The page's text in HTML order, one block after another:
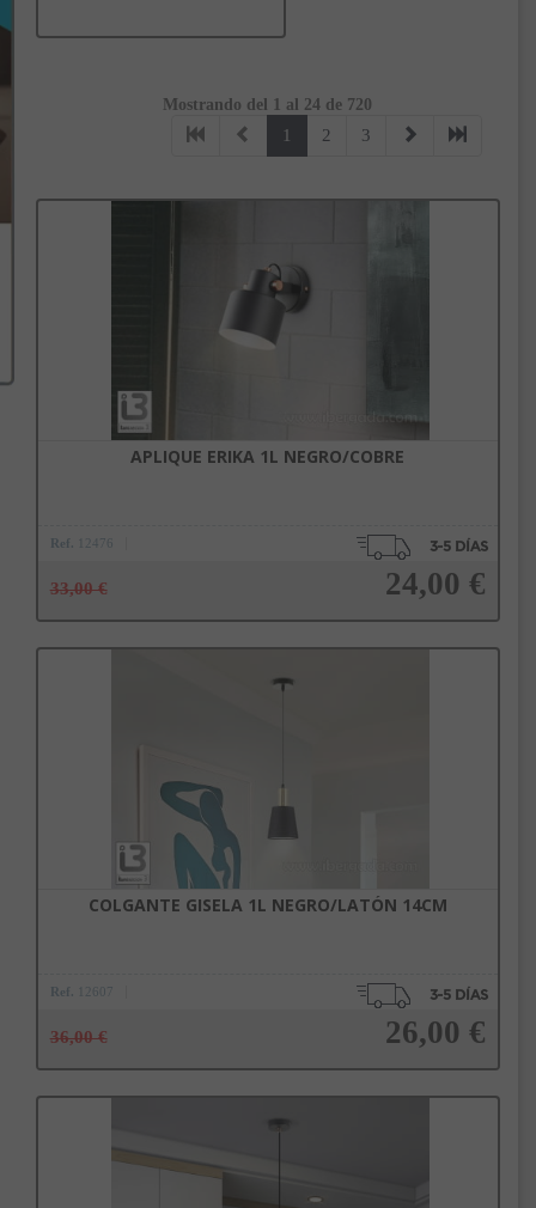
Mostrando del 1 al 24 de 720
1 2 3
APLIQUE ERIKA 1L NEGRO/COBRE
Ref. 12476
33,00 € 24,00 €
Añadir a la cesta
COLGANTE GISELA 1L NEGRO/LATÓN 14CM
Ref. 12607
36,00 € 26,00 €
Añadir a la cesta